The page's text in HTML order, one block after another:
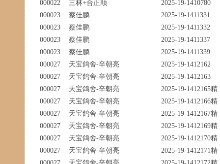
000022
三林+合正顺
2025-19-1410780
000023
蔡佳鹏
2025-19-1411331
000023
蔡佳鹏
2025-19-1411332
000023
蔡佳鹏
2025-19-1411337
000023
蔡佳鹏
2025-19-1411339
000027
天宝鸽舍-辛朝亮
2025-19-1412162
000027
天宝鸽舍-辛朝亮
2025-19-1412163
000027
天宝鸽舍-辛朝亮
2025-19-1412165精
000027
天宝鸽舍-辛朝亮
2025-19-1412166精
000027
天宝鸽舍-辛朝亮
2025-19-1412167精
000027
天宝鸽舍-辛朝亮
2025-19-1412169精
000027
天宝鸽舍-辛朝亮
2025-19-1412170精
000027
天宝鸽舍-辛朝亮
2025-19-1412171精